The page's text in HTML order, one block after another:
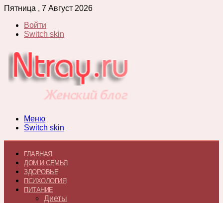
Пятница , 7 Август 2026
Войти
Switch skin
Меню
Switch skin
ГЛАВНАЯ
ДОМ И СЕМЬЯ
ЗДОРОВЬЕ
ПСИХОЛОГИЯ
ПИТАНИЕ
Диеты